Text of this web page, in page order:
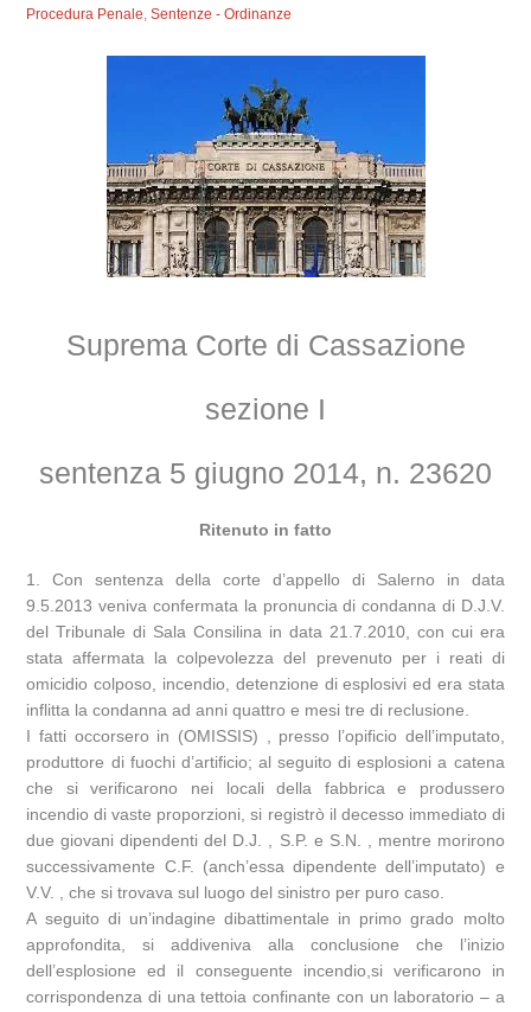
Procedura Penale,Sentenze - Ordinanze
Suprema Corte di Cassazione
sezione I
sentenza 5 giugno 2014, n. 23620
Ritenuto in fatto
1. Con sentenza della corte d’appello di Salerno in data
9.5.2013 veniva confermata la pronuncia di condanna di D.J.V.
del Tribunale di Sala Consilina in data 21.7.2010, con cui era
stata affermata la colpevolezza del prevenuto per i reati di
omicidio colposo, incendio, detenzione di esplosivi ed era stata
inflitta la condanna ad anni quattro e mesi tre di reclusione.
I fatti occorsero in (OMISSIS) , presso l’opificio dell’imputato,
produttore di fuochi d’artificio; al seguito di esplosioni a catena
che si verificarono nei locali della fabbrica e produssero
incendio di vaste proporzioni, si registrò il decesso immediato di
due giovani dipendenti del D.J. , S.P. e S.N. , mentre morirono
successivamente C.F. (anch’essa dipendente dell’imputato) e
V.V. , che si trovava sul luogo del sinistro per puro caso.
A seguito di un’indagine dibattimentale in primo grado molto
approfondita, si addiveniva alla conclusione che l’inizio
dell’esplosione ed il conseguente incendio,si verificarono in
corrispondenza di una tettoia confinante con un laboratorio – a